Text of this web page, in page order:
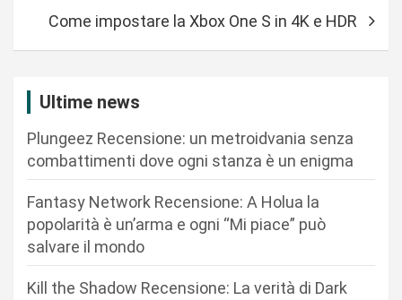
Come impostare la Xbox One S in 4K e HDR
Ultime news
Plungeez Recensione: un metroidvania senza
combattimenti dove ogni stanza è un enigma
Fantasy Network Recensione: A Holua la
popolarità è un’arma e ogni “Mi piace” può
salvare il mondo
Kill the Shadow Recensione: La verità di Dark